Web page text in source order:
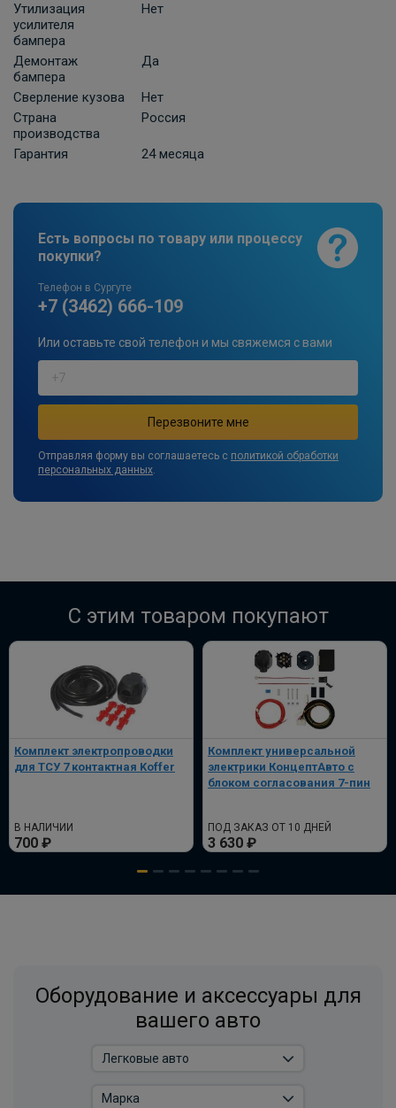
Утилизация
усилителя
бампера
Нет
Демонтаж
бампера
Да
Сверление кузова
Нет
Страна
производства
Россия
Гарантия 24 месяца
Есть вопросы по товару или процессу
покупки?
Телефон в Сургуте
+7 (3462) 666-109
Или оставьте свой телефон и мы свяжемся с вами
Отправляя форму вы соглашаетесь с политикой обработки
персональных данных.
C этим товаром покупают
Комплект электропроводки
для ТСУ 7 контактная Koffer
В НАЛИЧИИ
700 ₽
Комплект универсальной
электрики КонцептАвто с
блоком согласования 7-пин
ПОД ЗАКАЗ ОТ 10 ДНЕЙ
3 630 ₽
Оборудование и аксессуары для
вашего авто